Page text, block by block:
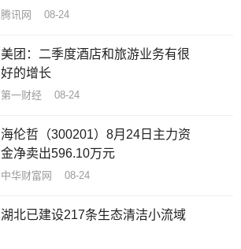
腾讯网 08-24
美团：二季度酒店和旅游业务有很
好的增长
第一财经 08-24
海伦哲（300201）8月24日主力资
金净卖出596.10万元
中华财富网 08-24
湖北已建设217条生态清洁小流域